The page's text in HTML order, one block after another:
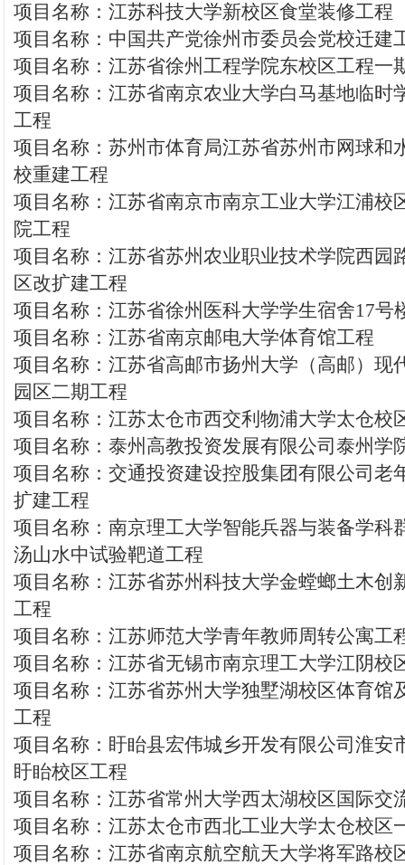
项目名称：江苏科技大学新校区食堂装修工程
项目名称：中国共产党徐州市委员会党校迁建
项目名称：江苏省徐州工程学院东校区工程一
项目名称：江苏省南京农业大学白马基地临时
工程
项目名称：苏州市体育局江苏省苏州市网球和
校重建工程
项目名称：江苏省南京市南京工业大学江浦校
院工程
项目名称：江苏省苏州农业职业技术学院西园
区改扩建工程
项目名称：江苏省徐州医科大学学生宿舍17号
项目名称：江苏省南京邮电大学体育馆工程
项目名称：江苏省高邮市扬州大学（高邮）现
园区二期工程
项目名称：江苏太仓市西交利物浦大学太仓校
项目名称：泰州高教投资发展有限公司泰州学
项目名称：交通投资建设控股集团有限公司老
扩建工程
项目名称：南京理工大学智能兵器与装备学科
汤山水中试验靶道工程
项目名称：江苏省苏州科技大学金螳螂土木创
工程
项目名称：江苏师范大学青年教师周转公寓工
项目名称：江苏省无锡市南京理工大学江阴校
项目名称：江苏省苏州大学独墅湖校区体育馆
工程
项目名称：盱眙县宏伟城乡开发有限公司淮安
盱眙校区工程
项目名称：江苏省常州大学西太湖校区国际交
项目名称：江苏太仓市西北工业大学太仓校区
项目名称：江苏省南京航空航天大学将军路校